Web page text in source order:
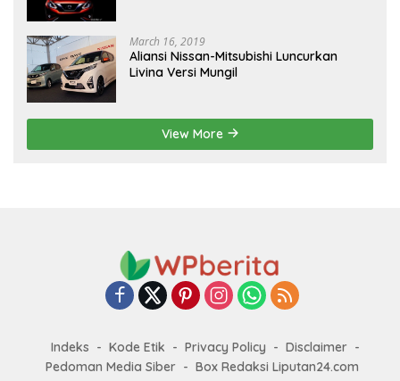
March 16, 2019
Aliansi Nissan-Mitsubishi Luncurkan
Livina Versi Mungil
View More
Indeks Kode Etik Privacy Policy
Disclaimer
Pedoman Media Siber
Box Redaksi Liputan24.com